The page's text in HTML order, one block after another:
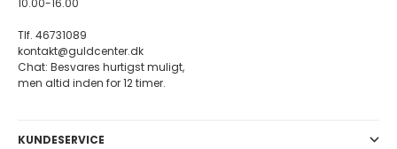
Tlf. 46731089
kontakt@guldcenter.dk
Chat: Besvares hurtigst muligt,
men altid inden for 12 timer.
KUNDESERVICE